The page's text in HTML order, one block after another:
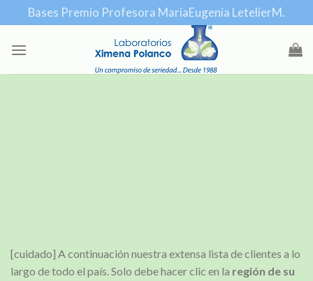
to
content
Bases Premio Profesora MariaEugenia LetelierM.
[cuidado] A continuación nuestra extensa lista de clientes a lo
largo de todo el país. Solo debe hacer clic en la región de su